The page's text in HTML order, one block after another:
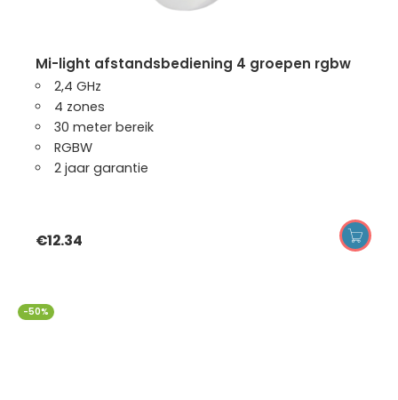
mi-light afstandsbediening 4 groepen rgbw
2,4 GHz
4 zones
30 meter bereik
RGBW
2 jaar garantie
€12.34
-50%